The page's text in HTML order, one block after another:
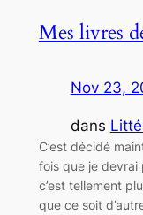
Mes livres
Nov 23,
dans
C’est décidé
fois que je devrai
c’est tellement
que ce soit